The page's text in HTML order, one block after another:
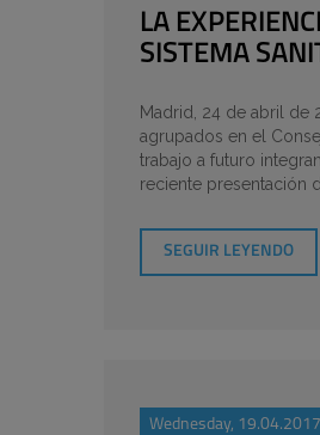
LA
SISTEMA
Madrid, 24 de abril de
agrupados en el
trabajo a futuro
reciente presentación
SEGUIR LEYENDO
Wednesday, 19.04.2017